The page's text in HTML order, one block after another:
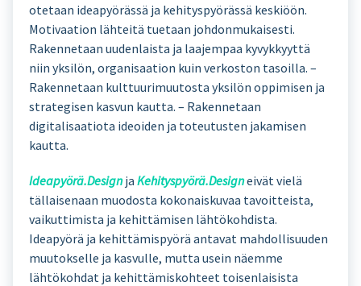
otetaan ideapyörässä ja kehityspyörässä keskiöön.
Motivaation lähteitä tuetaan johdonmukaisesti.
Rakennetaan uudenlaista ja laajempaa kyvykkyyttä
niin yksilön, organisaation kuin verkoston tasoilla. –
Rakennetaan kulttuurimuutosta yksilön oppimisen ja
strategisen kasvun kautta. – Rakennetaan
digitalisaatiota ideoiden ja toteutusten jakamisen
kautta.
Ideapyörä.Designja Kehityspyörä.Designeivät vielä
tällaisenaan muodosta kokonaiskuvaa tavoitteista,
vaikuttimista ja kehittämisen lähtökohdista.
Ideapyörä ja kehittämispyörä antavat mahdollisuuden
muutokselle ja kasvulle, mutta usein näemme
lähtökohdat ja kehittämiskohteet toisenlaisista